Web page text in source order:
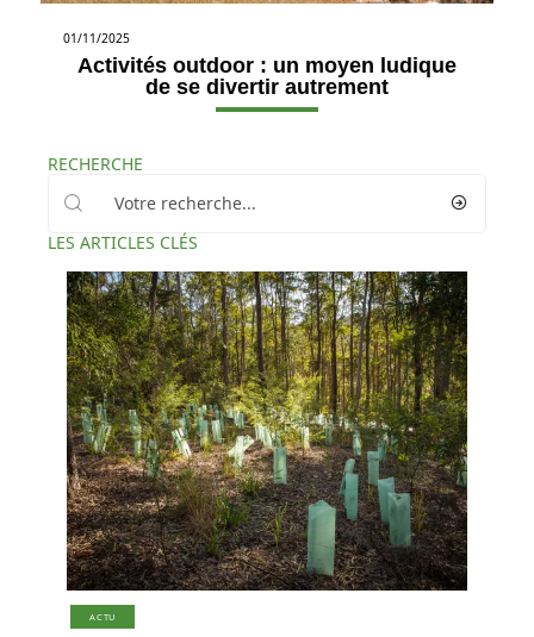
01/11/2025
Activités outdoor : un moyen ludique
de se divertir autrement
RECHERCHE
LES ARTICLES CLÉS
ACTU